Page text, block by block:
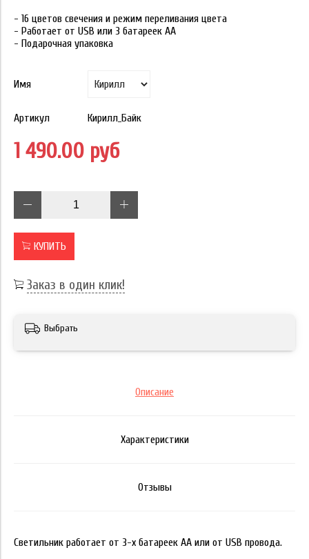
- 16 цветов свечения и режим переливания цвета
- Работает от USB или 3 батареек АА
- Подарочная упаковка
Имя
Артикул Кирилл_Байк
1 490.00 руб
КУПИТЬ
Заказ в один клик!
Выбрать
Описание
Характеристики
Отзывы
Светильник работает от 3-х батареек АА или от USB провода.